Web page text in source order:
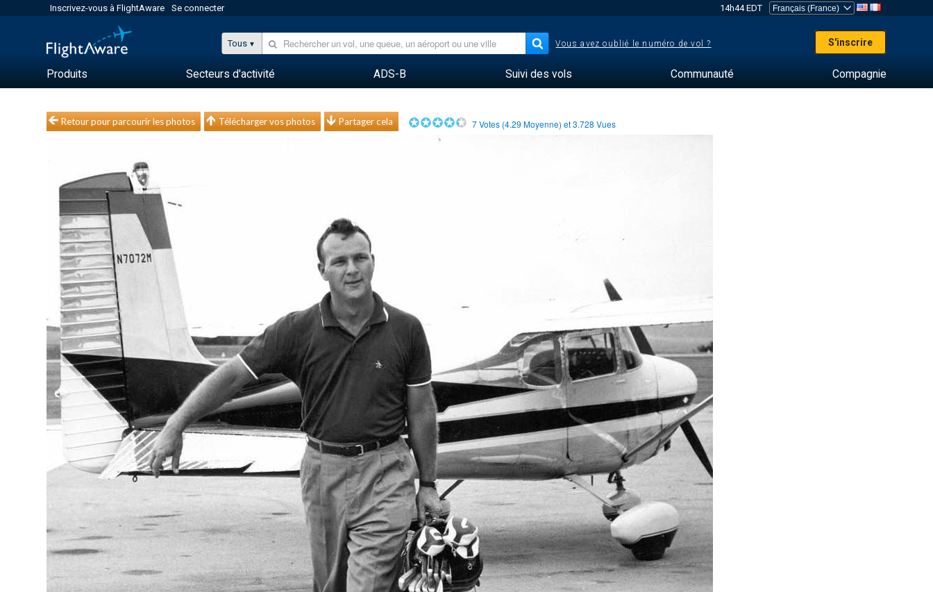
Inscrivez-vous à FlightAware Se connecter 14h44 EDT
Tous Vous avez oublié le numéro de vol ? S'inscrire
Produits Secteurs d'activité ADS-B Suivi des vols Communauté Compagnie
Retour pour parcourir les photos Télécharger vos photos Partager cela 7Votes (4.29 Moyenne) et3.728 Vues